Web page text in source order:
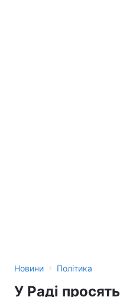
Новини › Політика
У Раді